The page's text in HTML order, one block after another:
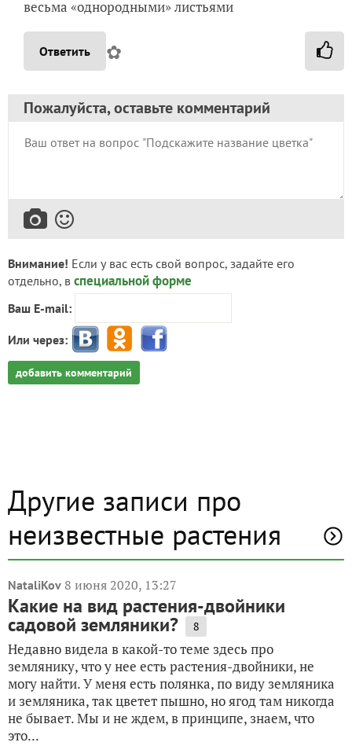
весьма «однородными» листьями
Ответить ✿
Пожалуйста, оставьте комментарий
Внимание! Если у вас есть свой вопрос, задайте его
отдельно, в специальной форме
Ваш E-mail:
Или через:
добавить комментарий
Другие записи про
неизвестные растения
NataliKov 8 июня 2020, 13:27
Какие на вид растения-двойники
садовой земляники? 8
Недавно видела в какой-то теме здесь про
землянику, что у нее есть растения-двойники, не
могу найти. У меня есть полянка, по виду земляника
и земляника, так цветет пышно, но ягод там никогда
не бывает. Мы и не ждем, в принципе, знаем, что
это...